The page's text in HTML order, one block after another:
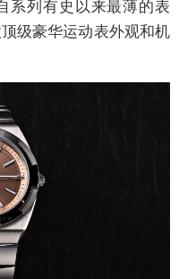
系列有史以来最薄的表
级豪华运动表外观和机